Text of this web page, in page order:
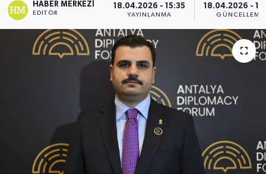
HABER MERKEZI
EDITÖR
18.04.2026 - 15:35
YAYINLANMA
18.04.2026 -
GÜNCELLEME